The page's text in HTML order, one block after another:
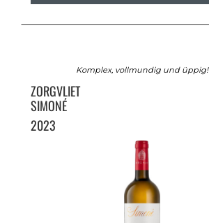
Komplex, vollmundig und üppig!
ZORGVLIET
SIMONÉ
2023